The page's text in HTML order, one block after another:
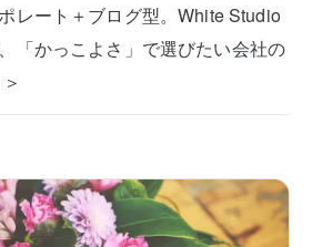
レート＋ブログ型。White Studio
「かっこよさ」で選びたい会社の